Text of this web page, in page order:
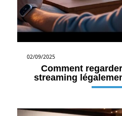
02/09/2025
Comment
streaming